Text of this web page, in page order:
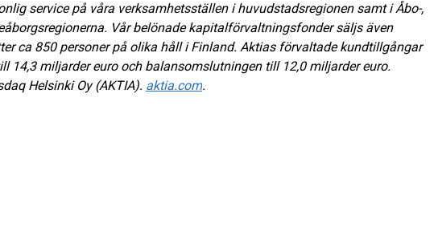
service på våra verksamhetsställen i huvudstadsregionen samt i Åbo-,
Vår belönade kapitalförvaltningsfonder säljs även
ca 850 personer på olika håll i Finland. Aktias förvaltade kundtillgångar
14,3 miljarder euro och balansomslutningen till 12,0 miljarder euro.
Helsinki Oy (AKTIA). aktia.com.